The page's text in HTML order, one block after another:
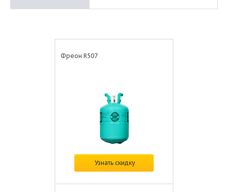
Фреон R507
Цена: от4 900 ₽/шт.
Узнать скидку